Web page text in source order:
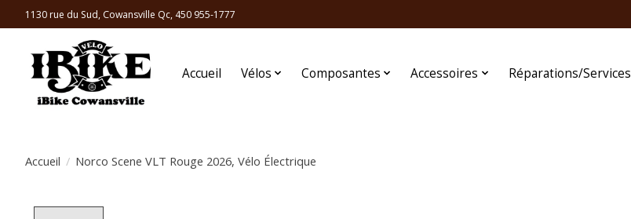
1130 rue du Sud, Cowansville Qc, 450 955-1777
Accueil Vélos Composantes Accessoires Réparations/Services
Accueil / Norco Scene VLT Rouge 2026, Vélo Électrique